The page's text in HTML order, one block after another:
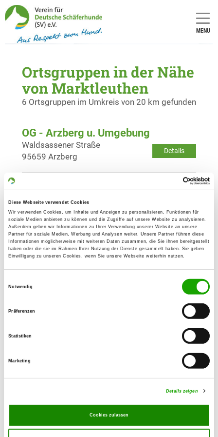
Diese Webseite verwendet Cookies
Wir verwenden Cookies, um Inhalte und Anzeigen zu personalisieren, Funktionen für
soziale Medien anbieten zu können und die Zugriffe auf unsere Website zu analysieren.
Außerdem geben wir Informationen zu Ihrer Verwendung unserer Website an unsere
Partner für soziale Medien, Werbung und Analysen weiter. Unsere Partner führen diese
Informationen möglicherweise mit weiteren Daten zusammen, die Sie ihnen bereitgestellt
haben oder die sie im Rahmen Ihrer Nutzung der Dienste gesammelt haben. Sie geben
Einwilligung zu unseren Cookies, wenn Sie unsere Webseite weiterhin nutzen.
Notwendig
Präferenzen
Statistiken
Marketing
Details zeigen
Cookies zulassen
MENU
Ortsgruppen in der Nähe
von Marktleuthen
6 Ortsgruppen im Umkreis von 20 km gefunden
OG - Arzberg u. Umgebung
Details
Waldsassener Straße
95659 Arzberg
OG - Münchberg/Ofr. e.V.
Plösener Weg
95213 Münchberg
OG - Oberkotzau e.V.
Erigsweg 1
Details
Schützenstr. 18
An der Wolfersreuther Str.
95679 Waldershof
OG - Wunsiedel im Fichtelgebirge
Details
95632 Wunsiedel